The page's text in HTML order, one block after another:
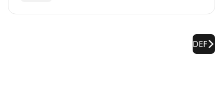
DEF